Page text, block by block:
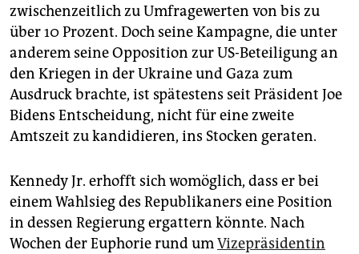
zwischenzeitlich zu Umfragewerten von bis zu
über 10 Prozent. Doch seine Kampagne, die unter
anderem seine Opposition zur US-Beteiligung an
den Kriegen in der Ukraine und Gaza zum
Ausdruck brachte, ist spätestens seit Präsident Joe
Bidens Entscheidung, nicht für eine zweite
Amtszeit zu kandidieren, ins Stocken geraten.
Kennedy Jr. erhofft sich womöglich, dass er bei
einem Wahlsieg des Republikaners eine Position
in dessen Regierung ergattern könnte. Nach
Wochen der Euphorie rund umVizepräsidentin